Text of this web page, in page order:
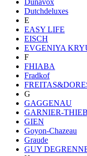
Dutchdeluxes
E
EASY LIFE
EISCH
EVGENIYA
F
FHIABA
Fradkof
G
GAGGENAU
GARNIER-
GIEN
Goyon-Chazeau
Graude
GUY